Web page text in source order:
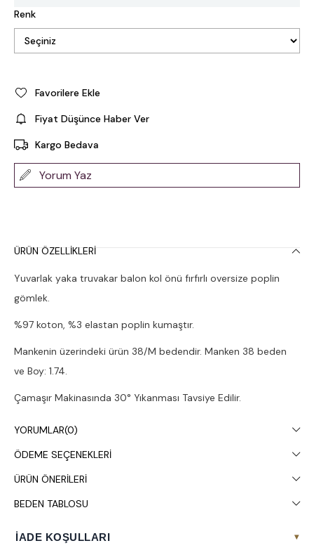
Renk
Favorilere Ekle
Fiyat Düşünce Haber Ver
Kargo Bedava
Yorum Yaz
ÜRÜN ÖZELLIKLERI
Yuvarlak yaka truvakar balon kol önü fırfırlı oversize poplin
gömlek.
%97 koton, %3 elastan poplin kumaştır.
Mankenin üzerindeki ürün 38/M bedendir. Manken 38 beden
ve Boy: 1.74.
Çamaşır Makinasında 30° Yıkanması Tavsiye Edilir.
YORUMLAR(0)
ÖDEME SEÇENEKLERI
ÜRÜN ÖNERILERI
BEDEN TABLOSU
İADE KOŞULLARI ▾